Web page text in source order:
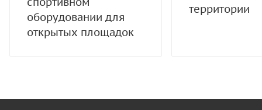
оборудовании для
открытых площадок
территории